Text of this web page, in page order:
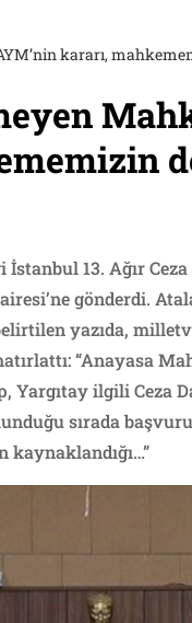
kararı,
13. Ağır
gönderdi.
yazıda,
“Anayasa
Yargıtay ilgili Ceza
sırada